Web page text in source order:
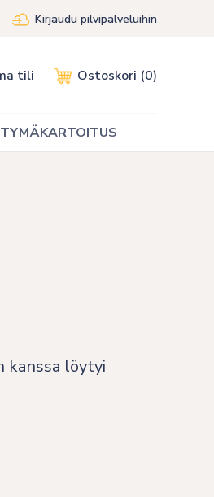
Kirjaudu pilvipalveluihin
tili Ostoskori (0)
kanssa löytyi